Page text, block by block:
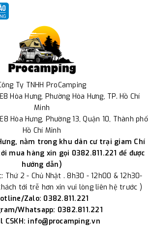
Ty TNHH ProCamping
Hòa Hưng, Phường Hòa Hưng, TP. Hồ Chí
Minh
Hòa Hưng, Phường 13, Quận 10, Thành phố
Hồ Chí Minh
nằm trong khu dân cư trại giam Chí
mua hàng xin gọi 0382.811.221 để được
hướng dẫn)
Thứ 2 - Chủ Nhật . 8h30 - 12h00 & 12h30-
tới trễ hơn xin vui lòng liên hệ trước )
Zalo: 0382.811.221
Whatsapp: 0382.811.221
CSKH: info@procamping.vn